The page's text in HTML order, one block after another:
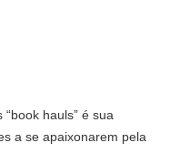
hauls” é sua
a se apaixonarem pela